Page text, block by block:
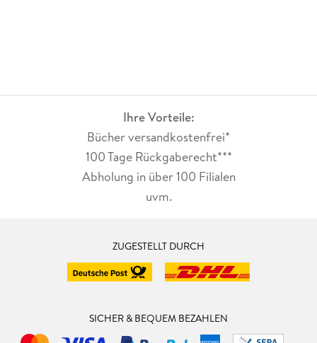
Ihre Vorteile:
Bücher versandkostenfrei*
100 Tage Rückgaberecht***
Abholung in über 100 Filialen
uvm.
ZUGESTELLT DURCH
SICHER & BEQUEM BEZAHLEN